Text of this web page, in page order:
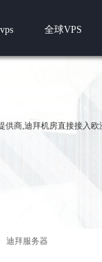
全球VPS
供商,迪拜机房直接接入
迪拜服务器